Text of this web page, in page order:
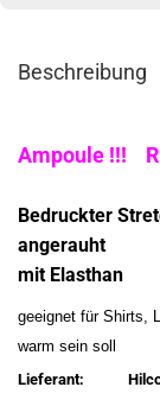
Beschreibung
Ampoule !!!
Bedruckter
angerauht
mit Elasthan
geeignet für Shirts,
warm sein soll
Lieferant: